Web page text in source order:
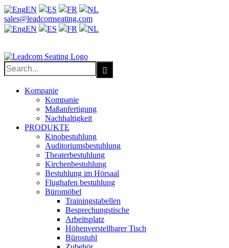
EN ES FR
NL
Facebook
X
LinkedIn
YouTube
sales@leadcomseating.com
EN
ES FR NL
Search
for:
Kompanie
Kompanie
Maßanfertigung
Nachhaltigkeit
PRODUKTE
Kinobestuhlung
Auditoriumsbestuhlung
Theaterbestuhlung
Kirchenbestuhlung
Bestuhlung im Hörsaal
Flughafen bestuhlung
Büromöbel
Trainingstabellen
Besprechungstische
Arbeitsplatz
Höhenverstellbarer Tisch
Bürostuhl